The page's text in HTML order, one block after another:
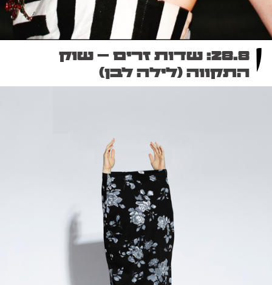
28.8: שדות זרים – שוק
התקווה (לילה לבן)